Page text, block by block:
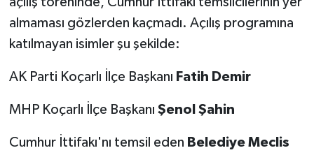
almaması gözlerden kaçmadı. Açılış programına
katılmayan isimler şu şekilde:
AK Parti Koçarlı İlçe Başkanı Fatih Demir
MHP Koçarlı İlçe Başkanı Şenol Şahin
Cumhur İttifakı'nı temsil eden Belediye Meclis